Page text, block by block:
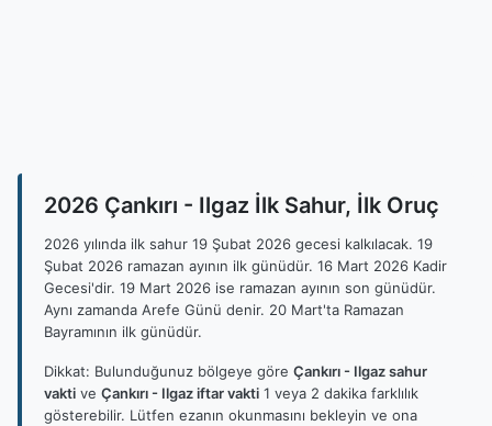
2026 Çankırı - Ilgaz İlk Sahur, İlk Oruç
2026 yılında ilk sahur 19 Şubat 2026 gecesi kalkılacak. 19
Şubat 2026 ramazan ayının ilk günüdür. 16 Mart 2026 Kadir
Gecesi'dir. 19 Mart 2026 ise ramazan ayının son günüdür.
Aynı zamanda Arefe Günü denir. 20 Mart'ta Ramazan
Bayramının ilk günüdür.
Dikkat: Bulunduğunuz bölgeye göre Çankırı - Ilgaz sahur
vakti ve Çankırı - Ilgaz iftar vakti 1 veya 2 dakika farklılık
gösterebilir. Lütfen ezanın okunmasını bekleyin ve ona